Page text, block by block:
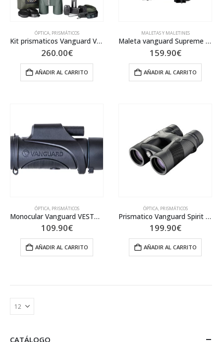
ÓPTICA, PRISMÁTICOS
Kit prismaticos Vanguard VEO ED 8X42
260.00€
AÑADIR AL CARRITO
MALETAS Y MALETINES
Maleta vanguard Supreme 37F Negra
159.90€
AÑADIR AL CARRITO
ÓPTICA, PRISMÁTICOS
Monocular Vanguard VESTA 8320M
109.90€
AÑADIR AL CARRITO
ÓPTICA, PRISMÁTICOS
Prismatico Vanguard Spirit XF 8420-8×42
199.90€
AÑADIR AL CARRITO
CATÁLOGO